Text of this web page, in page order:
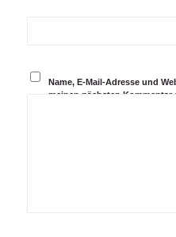
Name, E-Mail-Adresse und
meinen nächsten Kommentar